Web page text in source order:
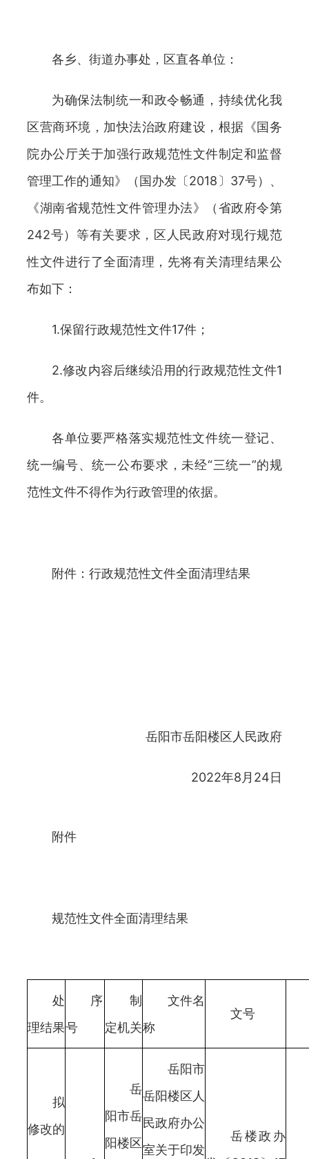
各乡、街道办事处，区直各单位：
为确保法制统一和政令畅通，持续优化我
区营商环境，加快法治政府建设，根据《国务
院办公厅关于加强行政规范性文件制定和监督
管理工作的通知》（国办发〔2018〕37号）、
《湖南省规范性文件管理办法》（省政府令第
242号）等有关要求，区人民政府对现行规范
性文件进行了全面清理，先将有关清理结果公
布如下：
1.保留行政规范性文件17件；
2.修改内容后继续沿用的行政规范性文件1
件。
各单位要严格落实规范性文件统一登记、
统一编号、统一公布要求，未经“三统一”的规
范性文件不得作为行政管理的依据。
附件：行政规范性文件全面清理结果
岳阳市岳阳楼区人民政府
2022年8月24日
附件
规范性文件全面清理结果
处
理结果
序
号
制
定机关
文件名
称
文号
拟
修改的
岳
阳市岳
阳楼区
岳阳市
岳阳楼区人
民政府办公
室关于印发
岳楼政办